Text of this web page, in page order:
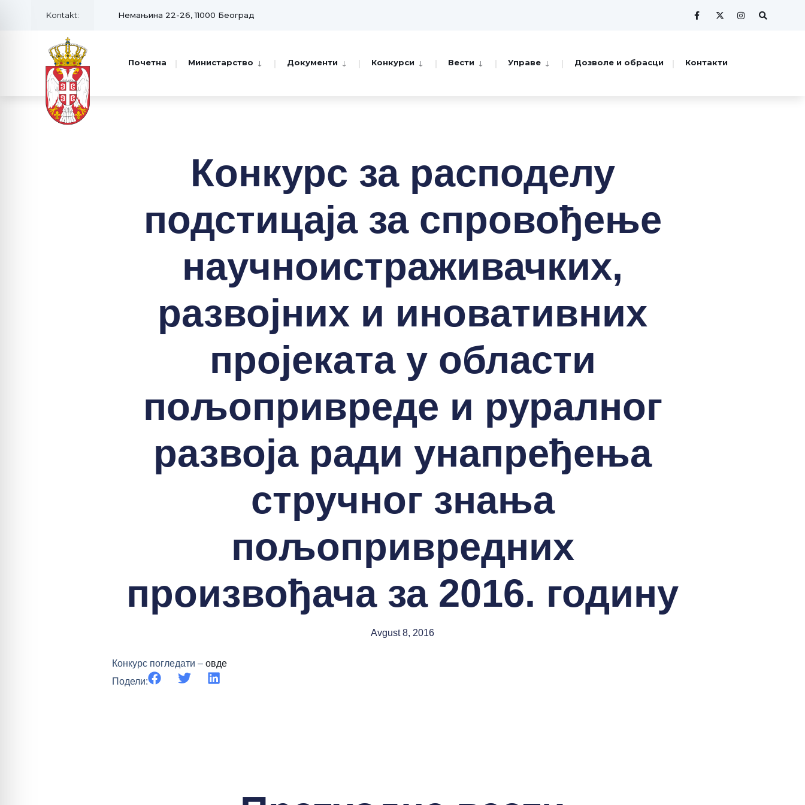
Kontakt: Немањина 22-26, 11000 Београд
Почетна Министарство Документи Конкурси Вести Управе Дозволе и обрасци Контакти
Конкурс за расподелу
подстицаја за спровођење
научноистраживачких,
развојних и иновативних
пројеката у области
пољопривреде и руралног
развоја ради унапређења
стручног знања
пољопривредних
произвођача за 2016. годину
Avgust 8, 2016
Конкурс погледати – овде
Подели: